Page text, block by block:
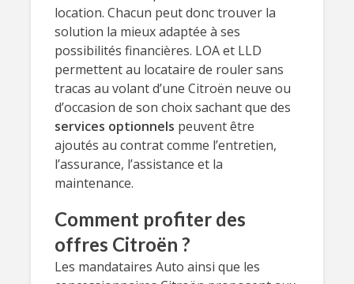
location. Chacun peut donc trouver la
solution la mieux adaptée à ses
possibilités financières. LOA et LLD
permettent au locataire de rouler sans
tracas au volant d’une Citroën neuve ou
d’occasion de son choix sachant que des
services optionnels peuvent être
ajoutés au contrat comme l’entretien,
l’assurance, l’assistance et la
maintenance.
Comment profiter des
offres Citroën ?
Les mandataires Auto ainsi que les